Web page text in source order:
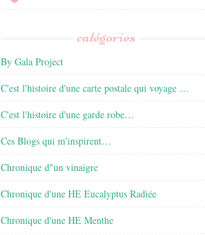
catégories
By Gala Project
C'est l'histoire d'une carte postale qui voyage …
C'est l'histoire d'une garde robe…
Ces Blogs qui m'inspirent…
Chronique d"un vinaigre
Chronique d'une HE Eucalyptus Radiée
Chronique d'une HE Menthe